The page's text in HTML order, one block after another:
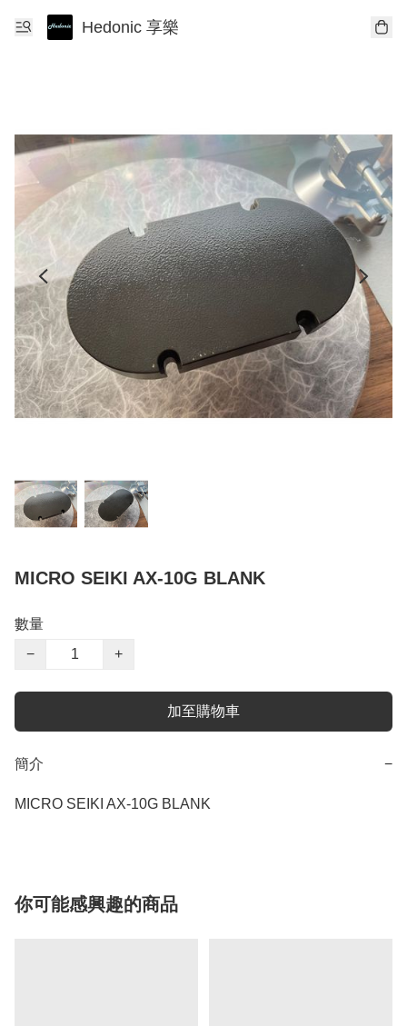
Hedonic 享樂
MICRO SEIKI AX-10G BLANK
數量
−
+
加至購物車
簡介 −
你可能感興趣的商品